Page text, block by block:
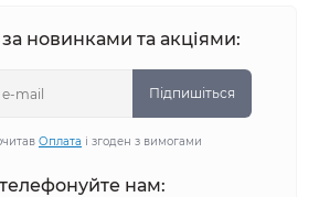
новинками та акціями:
Підпишіться
Оплата і згоден з вимогами
нам: